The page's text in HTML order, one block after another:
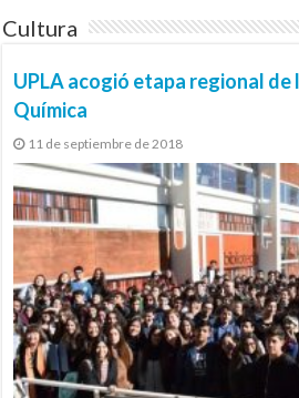
Cultura
UPLA acogió etapa regional de
Química
11 de septiembre de 2018